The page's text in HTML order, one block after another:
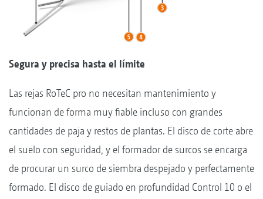
Segura y precisa hasta el límite
Las rejas RoTeC pro no necesitan mantenimiento y
funcionan de forma muy fiable incluso con grandes
cantidades de paja y restos de plantas. El disco de corte abre
el suelo con seguridad, y el formador de surcos se encarga
de procurar un surco de siembra despejado y perfectamente
formado. El disco de guiado en profundidad Control 10 o el